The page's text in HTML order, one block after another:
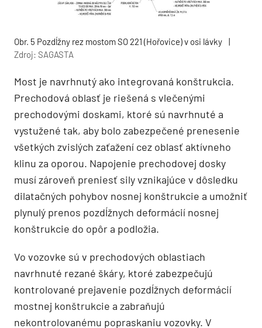
Obr. 5 Pozdĺžny rez mostom SO 221 (Hořovice) v osi lávky
|
Zdroj: SAGASTA
Most je navrhnutý ako integrovaná konštrukcia.
Prechodová oblasť je riešená s vlečenými
prechodovými doskami, ktoré sú navrhnuté a
vystužené tak, aby bolo zabezpečené prenesenie
všetkých zvislých zaťažení cez oblasť aktívneho
klinu za oporou. Napojenie prechodovej dosky
musí zároveň preniesť sily vznikajúce v dôsledku
dilatačných pohybov nosnej konštrukcie a umožniť
plynulý prenos pozdĺžnych deformácií nosnej
konštrukcie do opôr a podložia.
Vo vozovke sú v prechodových oblastiach
navrhnuté rezané škáry, ktoré zabezpečujú
kontrolované prejavenie pozdĺžnych deformácií
mostnej konštrukcie a zabraňujú
nekontrolovanému popraskaniu vozovky. V